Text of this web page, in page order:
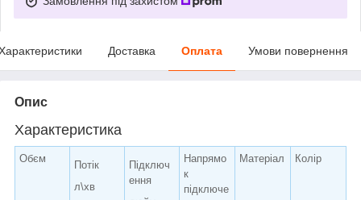
Доставка Оплата Умови повернення
Опис
Характеристика
Обєм
Потік
л\хв
Підключ
ення
Напрямо
к
підключе
Матеріал Колір